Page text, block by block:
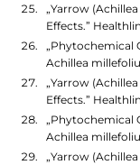
„Yarrow
Effects.”
„Phytochemical
Achillea
„Yarrow
Effects.”
„Phytochemical
Achillea
„Yarrow